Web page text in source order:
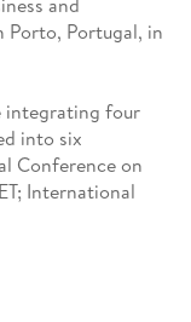
Porto, Portugal, in
integrating four
into six
Conference on
International
and